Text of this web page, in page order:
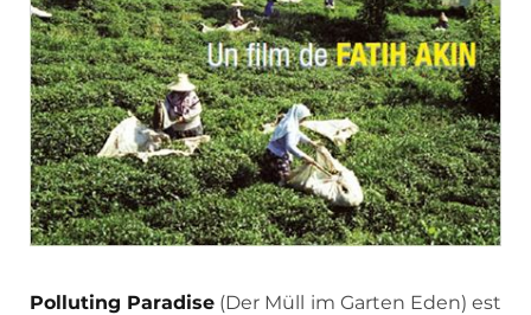
Polluting Paradise (Der Müll im Garten Eden) est